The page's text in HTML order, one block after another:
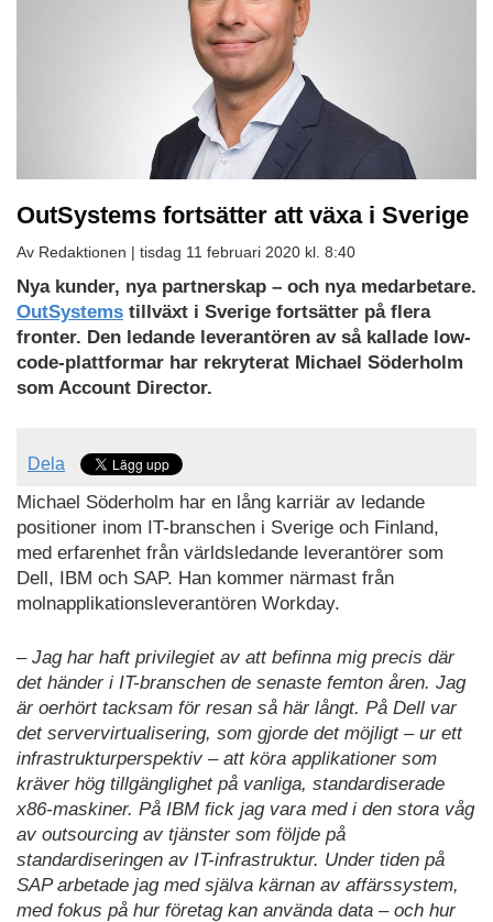
OutSystems fortsätter att växa i Sverige
Av Redaktionen | tisdag 11 februari 2020 kl. 8:40
Nya kunder, nya partnerskap – och nya medarbetare.
OutSystems tillväxt i Sverige fortsätter på flera
fronter. Den ledande leverantören av så kallade low-
code-plattformar har rekryterat Michael Söderholm
som Account Director.
Dela
Michael Söderholm har en lång karriär av ledande
positioner inom IT-branschen i Sverige och Finland,
med erfarenhet från världsledande leverantörer som
Dell, IBM och SAP. Han kommer närmast från
molnapplikationsleverantören Workday.
– Jag har haft privilegiet av att befinna mig precis där
det händer i IT-branschen de senaste femton åren. Jag
är oerhört tacksam för resan så här långt. På Dell var
det servervirtualisering, som gjorde det möjligt – ur ett
infrastrukturperspektiv – att köra applikationer som
kräver hög tillgänglighet på vanliga, standardiserade
x86-maskiner. På IBM fick jag vara med i den stora våg
av outsourcing av tjänster som följde på
standardiseringen av IT-infrastruktur. Under tiden på
SAP arbetade jag med själva kärnan av affärssystem,
med fokus på hur företag kan använda data – och hur